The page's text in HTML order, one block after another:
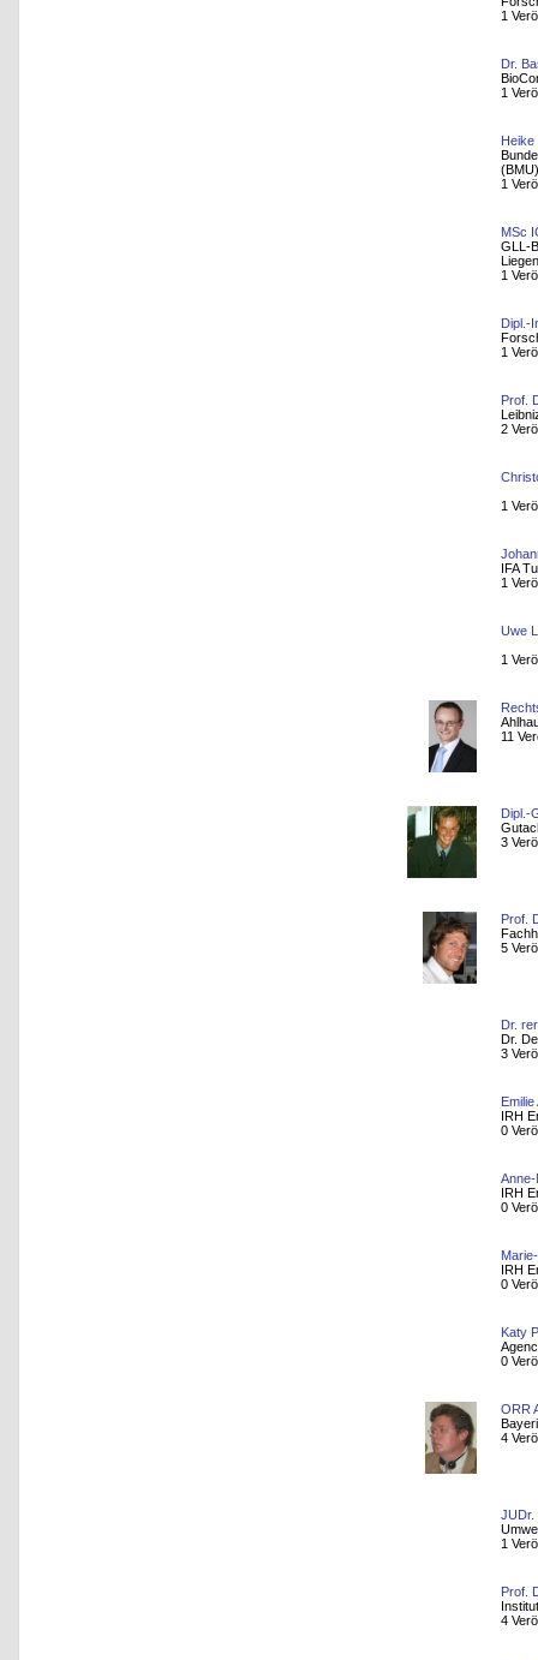
1
Dr.
1
(BMU)
1
MSc
GLL-
1
Dipl.-
1
Prof.
2
1
IFA
1
Uwe
1
11
Dipl.-
3
Prof.
5
Dr.
Dr.
3
IRH
0
IRH
0
IRH
0
Katy
0
ORR
4
JUDr.
1
Prof.
4